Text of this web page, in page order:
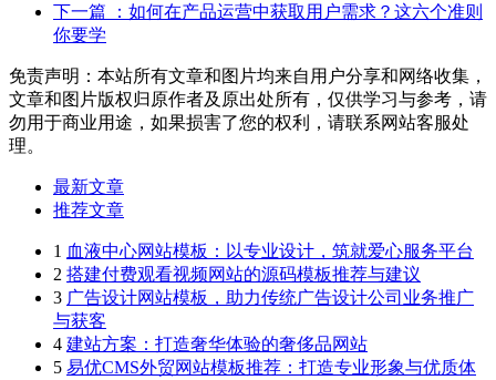
下一篇
：如何在产品运营中获取用户需求？这六个准则
你要学
免责声明：本站所有文章和图片均来自用户分享和网络收集，
文章和图片版权归原作者及原出处所有，仅供学习与参考，请
勿用于商业用途，如果损害了您的权利，请联系网站客服处
理。
最新文章
推荐文章
1 血液中心网站模板：以专业设计，筑就爱心服务平台
2 搭建付费观看视频网站的源码模板推荐与建议
3 广告设计网站模板，助力传统广告设计公司业务推广
与获客
4 建站方案：打造奢华体验的奢侈品网站
5 易优CMS外贸网站模板推荐：打造专业形象与优质体